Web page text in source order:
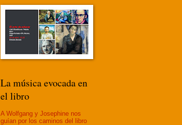
La música evocada en
el libro
A Wolfgang y Josephine nos
guían por los caminos del libro